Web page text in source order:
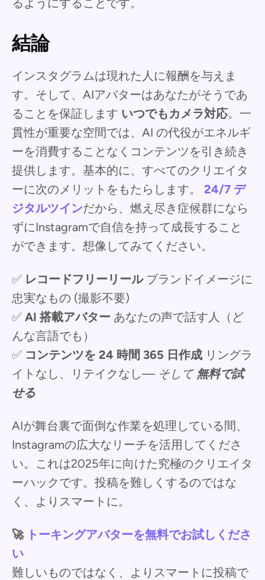
結論
インスタグラムは現れた人に報酬を与えま
す。そして、AIアバターはあなたがそうであ
ることを保証します いつでもカメラ対応。一
貫性が重要な空間では、AI の代役がエネルギ
ーを消費することなくコンテンツを引き続き
提供します。基本的に、すべてのクリエイタ
ーに次のメリットをもたらします。
24/7 デ
ジタルツインだから、燃え尽き症候群になら
ずにInstagramで自信を持って成長すること
ができます。想像してみてください。
✅ レコードフリーリールブランドイメージに
忠実なもの (撮影不要)
✅ AI 搭載アバター あなたの声で話す人（ど
んな言語でも）
✅ コンテンツを 24 時間 365 日作成 リングラ
イトなし、リテイクなし— そして 無料で試
せる
AIが舞台裏で面倒な作業を処理している間、
Instagramの広大なリーチを活用してくださ
い。これは2025年に向けた究極のクリエイタ
ーハックです。投稿を難しくするのではな
く、よりスマートに。
🚀 トーキングアバターを無料でお試しくださ
い
難しいものではなく、よりスマートに投稿で